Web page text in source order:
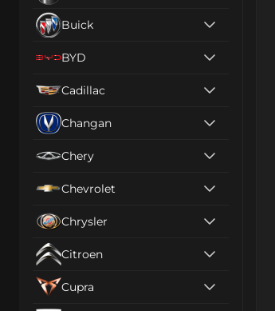
Buick
BYD
Cadillac
Changan
Chery
Chevrolet
Chrysler
Citroen
Cupra